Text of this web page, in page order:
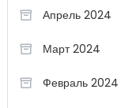
Апрель 2024
Март 2024
Февраль 2024